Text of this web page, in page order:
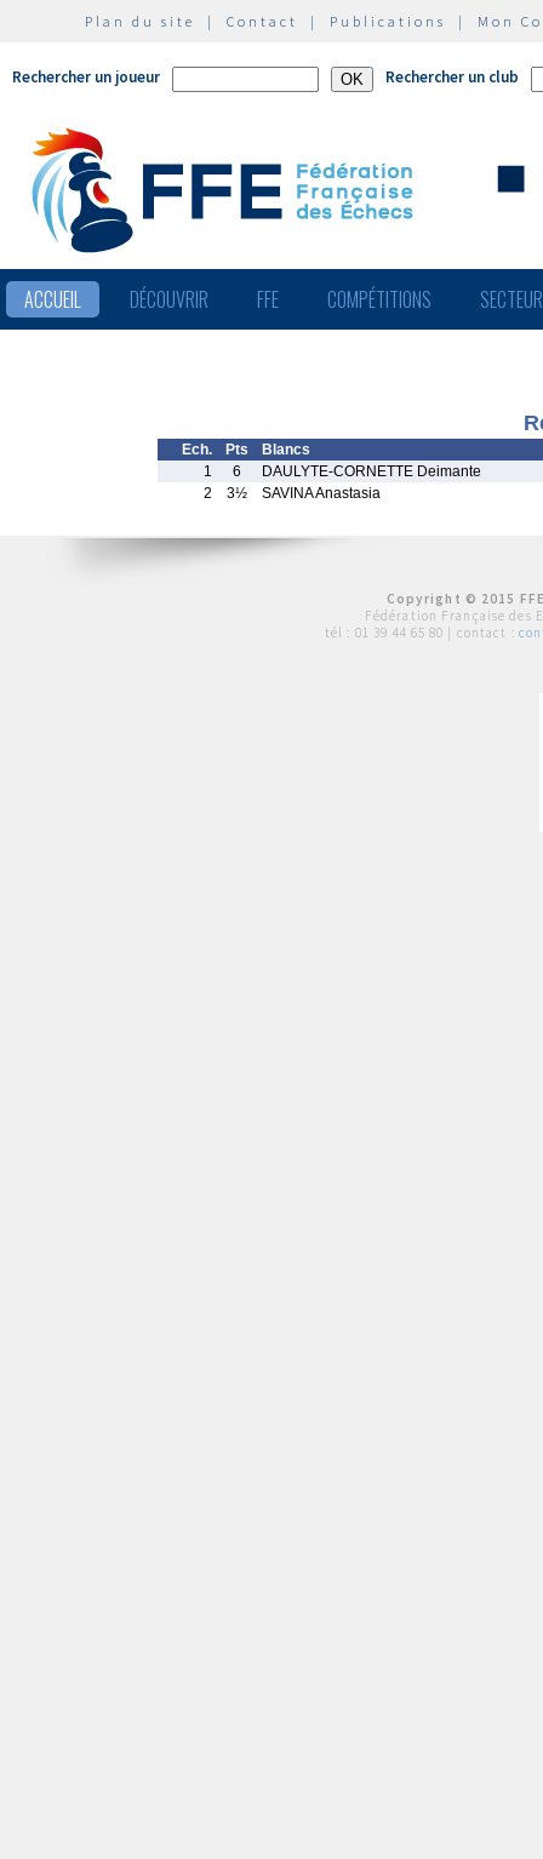
Plan du site | Contact | Publications | Mon
Rechercher un joueur Rechercher un club
ACCUEIL DÉCOUVRIR FFE COMPÉTITIONS
Ech. Pts
Blancs
1
6
DAULYTE-CORNETTE Deimante
2
3½ SAVINA Anastasia
Copyright © 2015
Fédération Française des
tél : 01 39 44 65 80 | contact :